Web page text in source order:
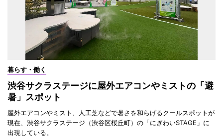
暮らす・働く
渋谷サクラステージに屋外エアコンやミストの「避
暑」スポット
屋外エアコンやミスト、人工芝などで暑さを和らげるクールスポットが
現在、渋谷サクラステージ（渋谷区桜丘町）の「にぎわいSTAGE」に
出現している。